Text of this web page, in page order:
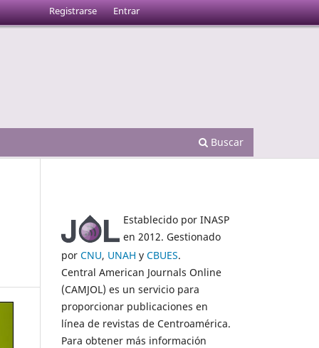
Buscar
Registrarse Entrar
Establecido por INASP
en 2012. Gestionado
por CNU, UNAH y CBUES.
Central American Journals Online
(CAMJOL) es un servicio para
proporcionar publicaciones en
línea de revistas de Centroamérica.
Para obtener más información